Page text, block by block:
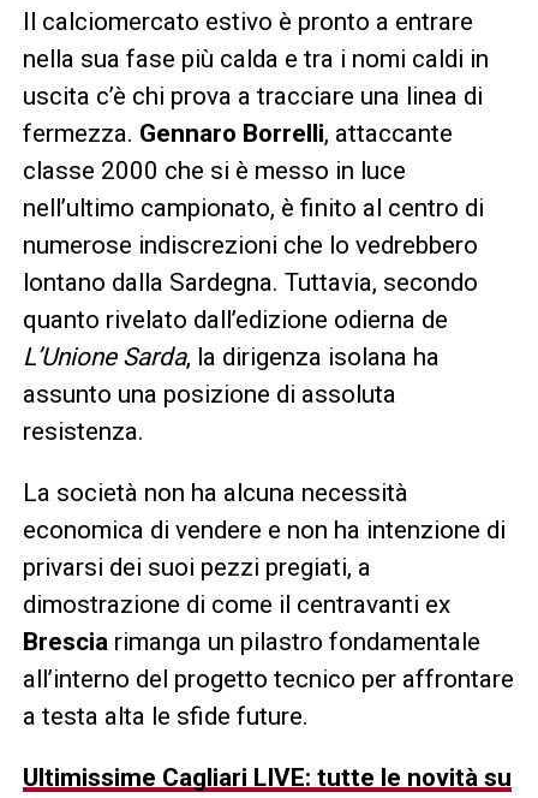
Il calciomercato estivo è pronto a entrare
nella sua fase più calda e tra i nomi caldi in
uscita c’è chi prova a tracciare una linea di
fermezza. Gennaro Borrelli, attaccante
classe 2000 che si è messo in luce
nell’ultimo campionato, è finito al centro di
numerose indiscrezioni che lo vedrebbero
lontano dalla Sardegna. Tuttavia, secondo
quanto rivelato dall’edizione odierna de
L’Unione Sarda, la dirigenza isolana ha
assunto una posizione di assoluta
resistenza.
La società non ha alcuna necessità
economica di vendere e non ha intenzione di
privarsi dei suoi pezzi pregiati, a
dimostrazione di come il centravanti ex
Bresciarimanga un pilastro fondamentale
all’interno del progetto tecnico per affrontare
a testa alta le sfide future.
Ultimissime Cagliari LIVE: tutte le novità su